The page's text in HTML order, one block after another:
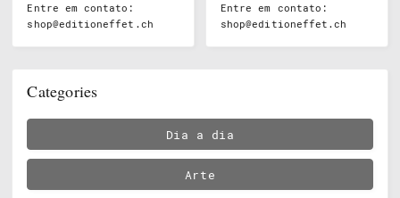
Entre em contato:
shop@editioneffet.ch
Entre em contato:
shop@editioneffet.ch
Categories
Dia a dia
Arte